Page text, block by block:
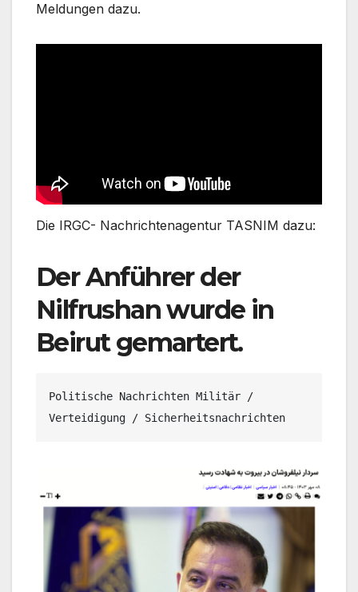
Meldungen dazu.
Die IRGC- Nachrichtenagentur TASNIM dazu:
Der Anführer der
Nilfrushan wurde in
Beirut gemartert.
Politische Nachrichten Militär /
Verteidigung / Sicherheitsnachrichten